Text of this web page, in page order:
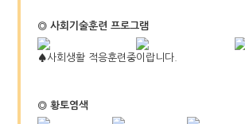
◎ 사회기술훈련 프로그램
♠사회생활 적응훈련중이랍니다.
◎ 황토염색